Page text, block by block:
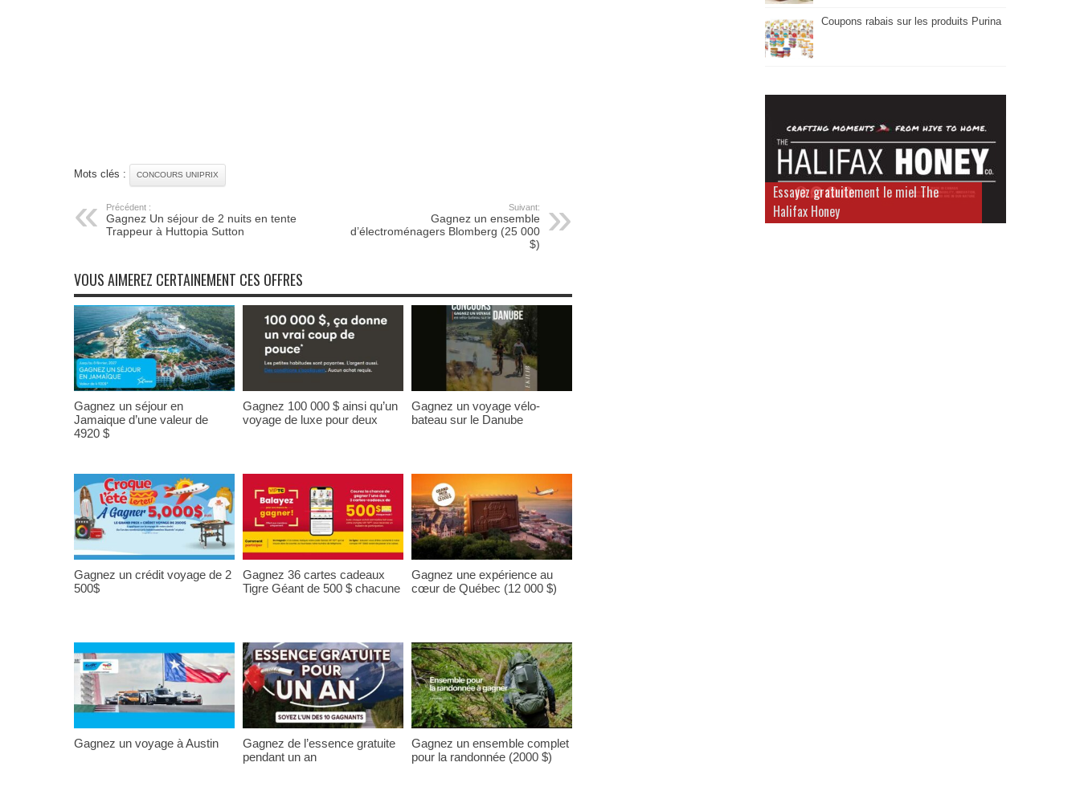
Mots clés : CONCOURS UNIPRIX
Précédent :
Gagnez Un séjour de 2 nuits en tente
Trappeur à Huttopia Sutton
Suivant:
Gagnez un ensemble
d’électroménagers Blomberg (25 000
$)
VOUS AIMEREZ CERTAINEMENT CES OFFRES
Gagnez un séjour en
Jamaique d’une valeur de
4920 $
Gagnez 100 000 $ ainsi qu’un
voyage de luxe pour deux
Gagnez un voyage vélo-
bateau sur le Danube
Gagnez un crédit voyage de 2
500$
Gagnez 36 cartes cadeaux
Tigre Géant de 500 $ chacune
Gagnez une expérience au
cœur de Québec (12 000 $)
Gagnez un voyage à Austin
Gagnez de l’essence gratuite
pendant un an
Gagnez un ensemble complet
pour la randonnée (2000 $)
Coupons rabais sur les produits Purina
Essayez gratuitement le miel The
Halifax Honey